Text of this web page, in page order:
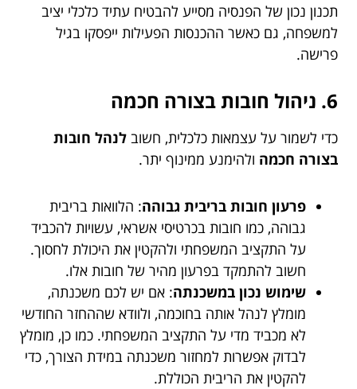
תכנון נכון של הפנסיה מסייע להבטיח עתיד כלכלי יציב
למשפחה, גם כאשר ההכנסות הפעילות ייפסקו בגיל
פרישה.
6. ניהול חובות בצורה חכמה
כדי לשמור על עצמאות כלכלית, חשוב לנהל חובות
בצורה חכמה ולהימנע ממינוף יתר.
פרעון חובות בריבית גבוהה: הלוואות בריבית
גבוהה, כמו חובות בכרטיסי אשראי, עשויות להכביד
על התקציב המשפחתי ולהקטין את היכולת לחסוך.
חשוב להתמקד בפרעון מהיר של חובות אלו.
שימוש נכון במשכנתה: אם יש לכם משכנתה,
מומלץ לנהל אותה בחוכמה, ולוודא שההחזר החודשי
לא מכביד מדי על התקציב המשפחתי. כמו כן, מומלץ
לבדוק אפשרות למחזור משכנתה במידת הצורך, כדי
להקטין את הריבית הכוללת.